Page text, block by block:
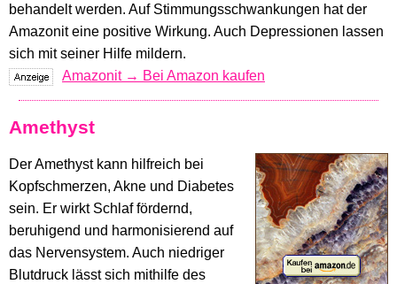
behandelt werden. Auf Stimmungsschwankungen hat der
Amazonit eine positive Wirkung. Auch Depressionen lassen
sich mit seiner Hilfe mildern.
Amazonit → Bei Amazon kaufen
Amethyst
Der Amethyst kann hilfreich bei
Kopfschmerzen, Akne und Diabetes
sein. Er wirkt Schlaf fördernd,
beruhigend und harmonisierend auf
das Nervensystem. Auch niedriger
Blutdruck lässt sich mithilfe des